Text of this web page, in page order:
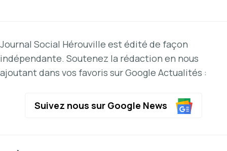
Journal Social Hérouville est édité de façon
indépendante. Soutenez la rédaction en nous
ajoutant dans vos favoris sur Google Actualités :
Suivez nous sur Google News